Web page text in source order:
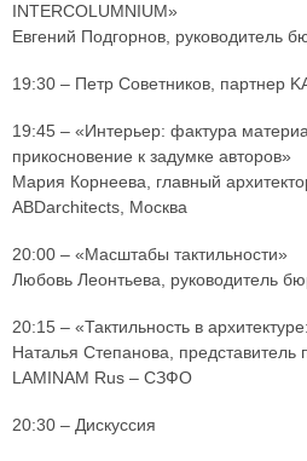
INTERCOLUMNIUM»
Евгений Подгорнов, руководитель
19:30 – Петр Советников, партнер
19:45 – «Интерьер: фактура
прикосновение к задумке авторов»
Мария Корнеева, главный
ABDarchitects, Москва
20:00 – «Масштабы тактильности»
Любовь Леонтьева, руководитель
20:15 – «Тактильность в
Наталья Степанова, представитель
LAMINAM Rus – СЗФО
20:30 – Дискуссия